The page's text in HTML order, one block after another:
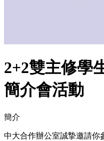
2+2雙主修學
簡介會活動
簡介
中大合作辦公室誠摯邀請你